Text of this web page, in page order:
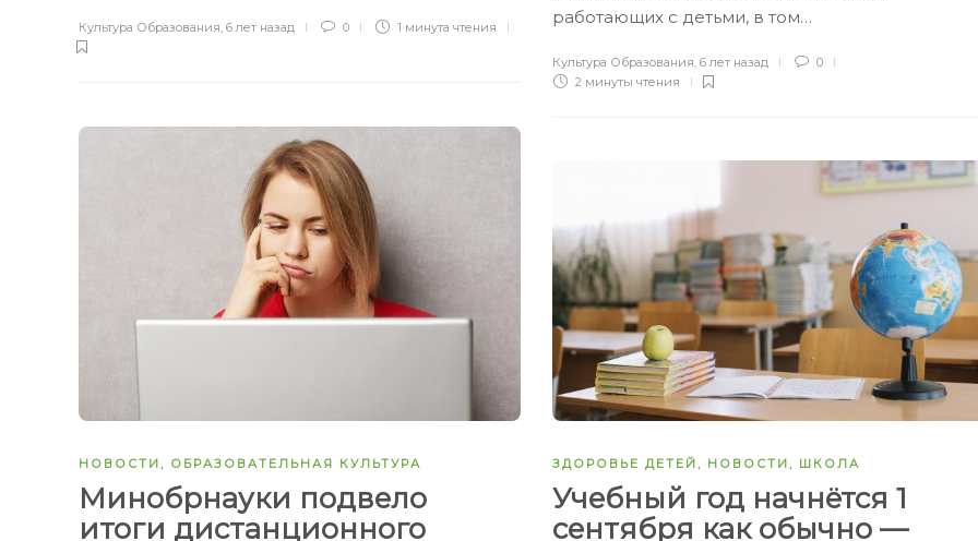
Культура Образования, 6 лет назад 0 1 минута чтения
работающих с детьми, в том…
Культура Образования 6 лет назад
0
2 минуты чтения
НОВОСТИ , ОБРАЗОВАТЕЛЬНАЯ КУЛЬТУРА
Минобрнауки подвело
итоги дистанционного
ЗДОРОВЬЕ ДЕТЕЙ , НОВОСТИ , ШКОЛА
Учебный год начнётся 1
сентября как обычно —